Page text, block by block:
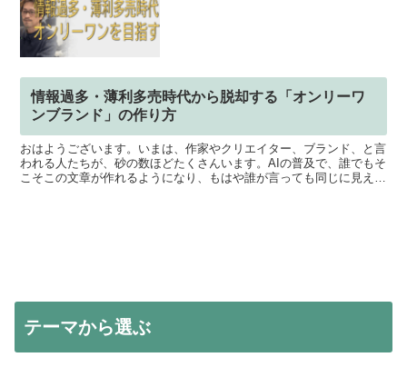
情報過多・薄利多売時代から脱却する「オンリーワ
ンブランド」の作り方
おはようございます。いまは、作家やクリエイター、ブランド、と言
われる人たちが、砂の数ほどたくさんいます。AIの普及で、誰でもそ
こそこの文章が作れるようになり、もはや誰が言っても同じに見え
テーマから選ぶ